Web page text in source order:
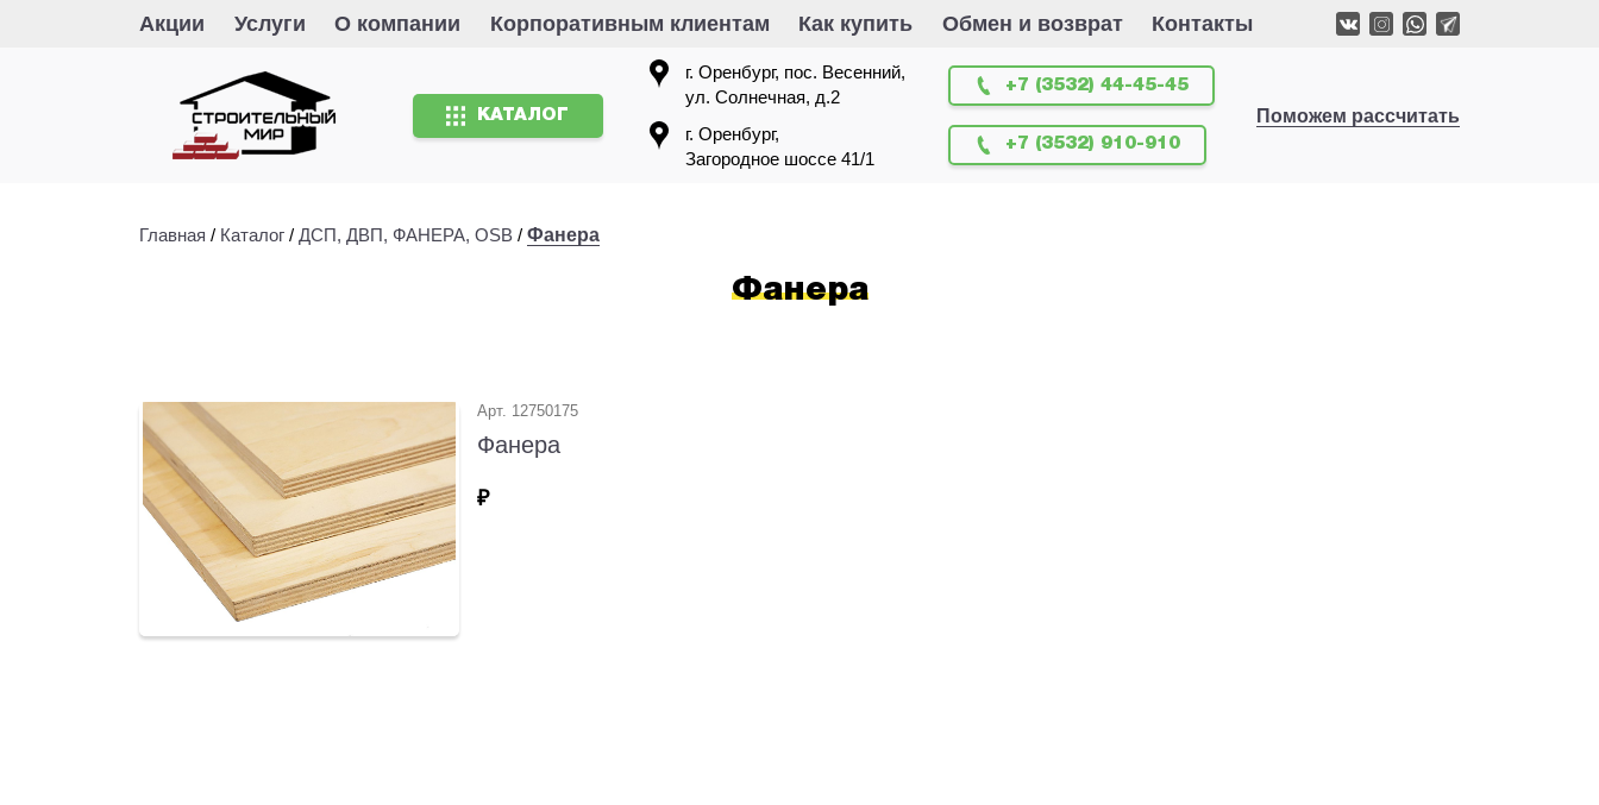
Акции Услуги О компании Корпоративным клиентам Как купить Обмен и возврат Контакты
КАТАЛОГ
г. Оренбург, пос. Весенний,
ул. Солнечная, д.2
г. Оренбург,
Загородное шоссе 41/1
+7 (3532) 44-45-45
+7 (3532) 910-910
Поможем рассчитать
Главная / Каталог / ДСП, ДВП, ФАНЕРА, OSB / Фанера
Фанера
Арт. 12750175
Фанера
₽